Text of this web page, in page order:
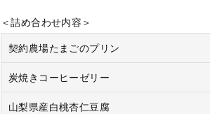
＜詰め合わせ内容＞
契約農場たまごのプリン
炭焼きコーヒーゼリー
山梨県産白桃杏仁豆腐